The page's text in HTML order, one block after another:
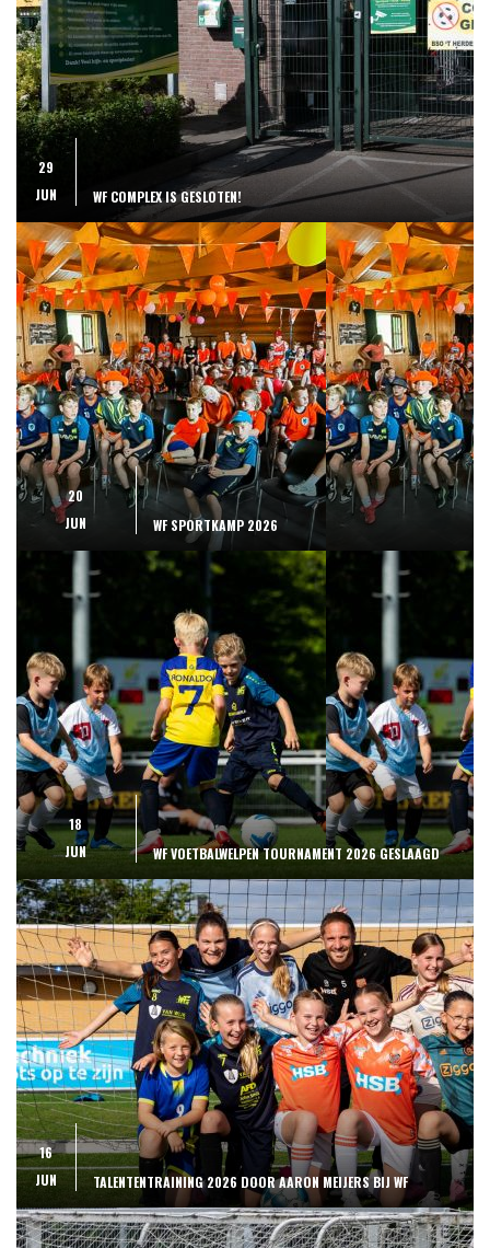
29
JUN
WF COMPLEX IS GESLOTEN!
20
JUN
WF SPORTKAMP 2026
18
JUN
WF VOETBALWELPEN TOURNAMENT 2026 GESLAAGD
16
JUN
TALENTENTRAINING 2026 DOOR AARON MEIJERS BIJ WF